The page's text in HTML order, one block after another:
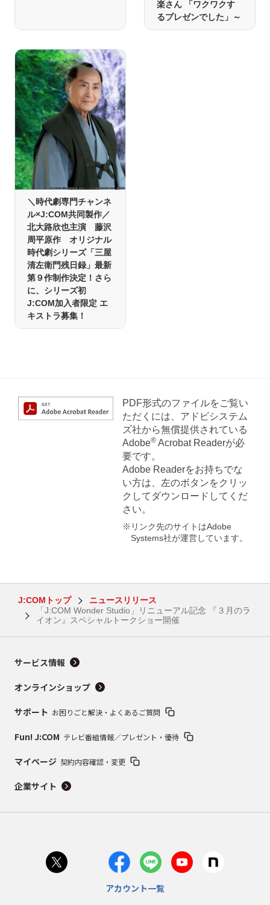
楽さん 「ワクワクす
るプレゼンでした」～
＼時代劇専門チャンネ
ル×J:COM共同製作／
北大路欣也主演 藤沢
周平原作 オリジナル
時代劇シリーズ「三屋
清左衛門残日録」最新
第９作制作決定！さら
に、シリーズ初
J:COM加入者限定 エ
キストラ募集！
PDF形式のファイルをご覧い
ただくには、アドビシステム
ズ社から無償提供されている
Adobe®Acrobat Readerが必
要です。
Adobe Readerをお持ちでな
い方は、左のボタンをクリッ
クしてダウンロードしてくだ
さい。
※リンク先のサイトはAdobe
Systems社が運営しています。
J:COMトップ
ニュースリリース
「J:COM Wonder Studio」リニューアル記念 『３月のラ
イオン』スペシャルトークショー開催
サービス情報
オンラインショップ
サポート お困りごと解決・よくあるご質問
Fun! J:COM テレビ番組情報／プレゼント・優待
マイページ 契約内容確認・変更
企業サイト
アカウント一覧